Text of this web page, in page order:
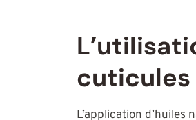
cuticules
L’application d’huiles